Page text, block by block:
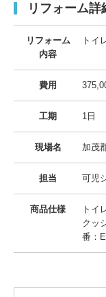
リフォーム詳
リフォーム
内容
トイ
費用
工期 1日
現場名 加茂
担当 可児
商品仕様
トイ
クッ
番：